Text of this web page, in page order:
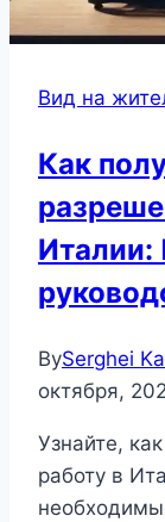
Вид на
Как
Италии:
BySerghei
октября,
Узнайте,
работу в